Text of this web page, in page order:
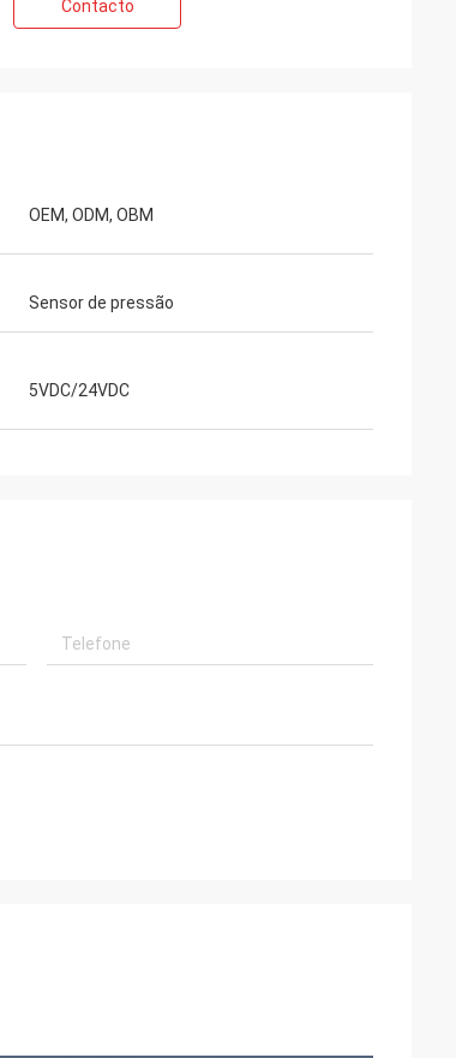
Contacto
OEM, ODM, OBM
Sensor de pressão
5VDC/24VDC